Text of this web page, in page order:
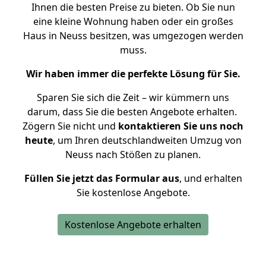
Ihnen die besten Preise zu bieten. Ob Sie nun
eine kleine Wohnung haben oder ein großes
Haus in Neuss besitzen, was umgezogen werden
muss.
Wir haben immer die perfekte Lösung für Sie.
Sparen Sie sich die Zeit – wir kümmern uns
darum, dass Sie die besten Angebote erhalten.
Zögern Sie nicht und kontaktieren Sie uns noch
heute, um Ihren deutschlandweiten Umzug von
Neuss nach Stößen zu planen.
Füllen Sie jetzt das Formular aus, und erhalten
Sie kostenlose Angebote.
Kostenlose Angebote erhalten